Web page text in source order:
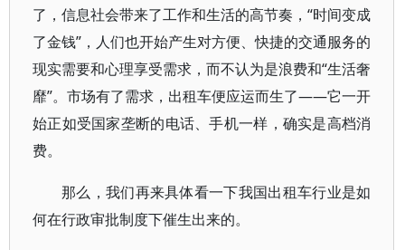
了，信息社会带来了工作和生活的高节奏，“时间变成
了金钱”，人们也开始产生对方便、快捷的交通服务的
现实需要和心理享受需求，而不认为是浪费和“生活奢
靡”。市场有了需求，出租车便应运而生了——它一开
始正如受国家垄断的电话、手机一样，确实是高档消
费。
那么，我们再来具体看一下我国出租车行业是如
何在行政审批制度下催生出来的。